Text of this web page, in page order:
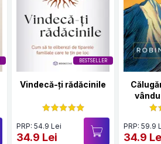
BESTSELLER
Vindecă-ți rădăcinile
PRP: 54.9 Lei
34.9 Lei
PRP: 59.9
34.9